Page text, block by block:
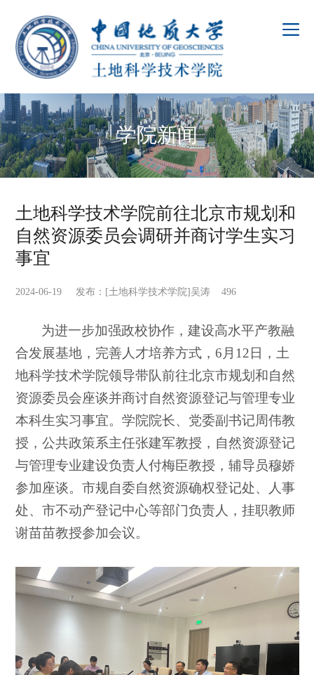
学院新闻
土地科学技术学院前往北京市规划和
自然资源委员会调研并商讨学生实习
事宜
2024-06-19 发布：[土地科学技术学院]吴涛 496
为进一步加强政校协作，建设高水平产教融
合发展基地，完善人才培养方式，6月12日，土
地科学技术学院领导带队前往北京市规划和自然
资源委员会座谈并商讨自然资源登记与管理专业
本科生实习事宜。学院院长、党委副书记周伟教
授，公共政策系主任张建军教授，自然资源登记
与管理专业建设负责人付梅臣教授，辅导员穆娇
参加座谈。市规自委自然资源确权登记处、人事
处、市不动产登记中心等部门负责人，挂职教师
谢苗苗教授参加会议。